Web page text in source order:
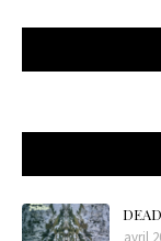
avril